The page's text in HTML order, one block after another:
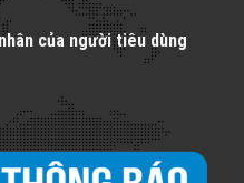
của người tiêu dùng